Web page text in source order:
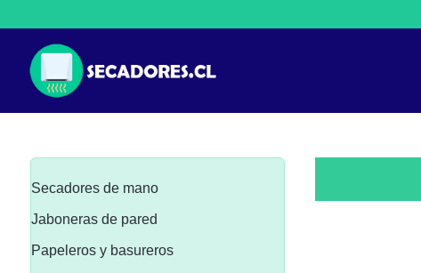
Secadores de mano
Jaboneras de pared
Papeleros y basureros